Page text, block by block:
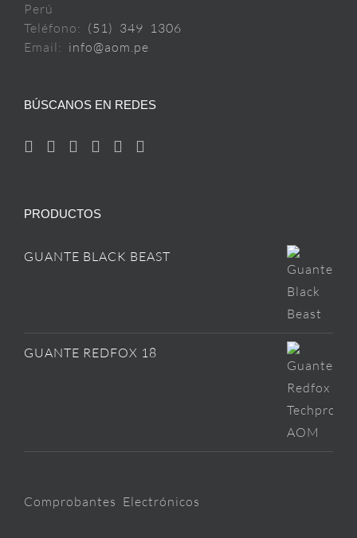
Perú
Teléfono: (51) 349 1306
Email: info@aom.pe
BÚSCANOS EN REDES
PRODUCTOS
GUANTE BLACK BEAST
GUANTE REDFOX 18
Comprobantes Electrónicos